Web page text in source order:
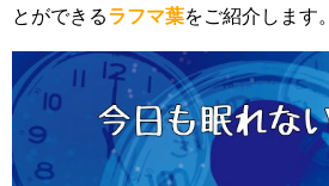
とができるラフマ葉をご紹介します。